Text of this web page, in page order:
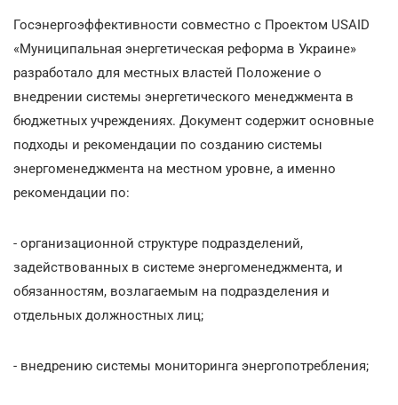
Госэнергоэффективности совместно с Проектом USAID
«Муниципальная энергетическая реформа в Украине»
разработало для местных властей Положение о
внедрении системы энергетического менеджмента в
бюджетных учреждениях. Документ содержит основные
подходы и рекомендации по созданию системы
энергоменеджмента на местном уровне, а именно
рекомендации по:
- организационной структуре подразделений,
задействованных в системе энергоменеджмента, и
обязанностям, возлагаемым на подразделения и
отдельных должностных лиц;
- внедрению системы мониторинга энергопотребления;